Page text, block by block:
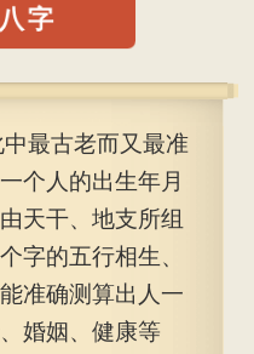
字
最古老而又最准
个人的出生年月
天干、地支所组
字的五行相生、
准确测算出人一
婚姻、健康等